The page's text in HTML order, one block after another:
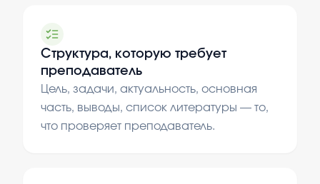
Структура, которую требует
преподаватель
Цель, задачи, актуальность, основная
часть, выводы, список литературы — то,
что проверяет преподаватель.